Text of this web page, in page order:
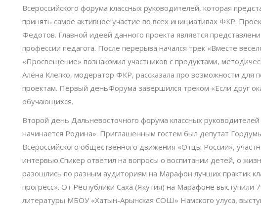
Всероссийского форума классных руководителей, которая
принять самое активное участие во всех инициативах ФКР.
Федотов. Главной идеей данного проекта является
профессии педагога. После перерыва начался трек «Вместе
«Просвещение» познакомил участников с продуктами,
Алёна Клепко, модератор ФКР, рассказала про возможности для
проектам. Первый деньФорума завершился треком «Если друг
обучающихся.
Второй день Дальневосточного форума классных
начинается Родина». Приглашенным гостем был депутат
Всероссийского общественного движения «Отцы России»,
интервью.Спикер ответил на вопросы о воспитании детей, о
разошлись по разным аудиториям на Марафон лучших практик
прогресс». От Республики Саха (Якутия) на Марафоне выступили
литературы МБОУ «Хатын-Арынская СОШ» Намского улуса,